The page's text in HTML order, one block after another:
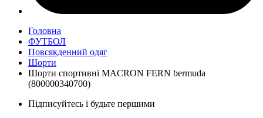
Головна
ФУТБОЛ
Повсякденний одяг
Шорти
Шорти спортивні MACRON FERN bermuda
(800000340700)
Підписуйтесь і будьте першими